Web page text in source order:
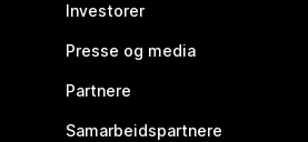
Investorer
Presse og media
Partnere
Samarbeidspartnere